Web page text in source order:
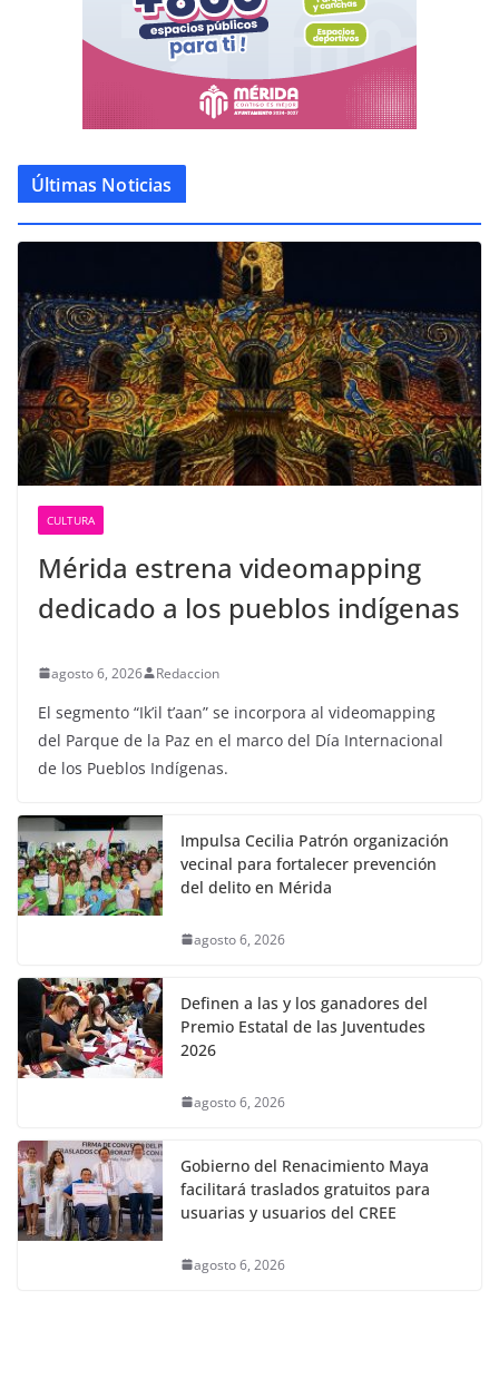
Últimas Noticias
CULTURA
Mérida estrena videomapping
dedicado a los pueblos indígenas
agosto 6, 2026 Redaccion
El segmento “Ik’il t’aan” se incorpora al videomapping
del Parque de la Paz en el marco del Día Internacional
de los Pueblos Indígenas.
Impulsa Cecilia Patrón organización
vecinal para fortalecer prevención
del delito en Mérida
agosto 6, 2026
Definen a las y los ganadores del
Premio Estatal de las Juventudes
2026
agosto 6, 2026
Gobierno del Renacimiento Maya
facilitará traslados gratuitos para
usuarias y usuarios del CREE
agosto 6, 2026